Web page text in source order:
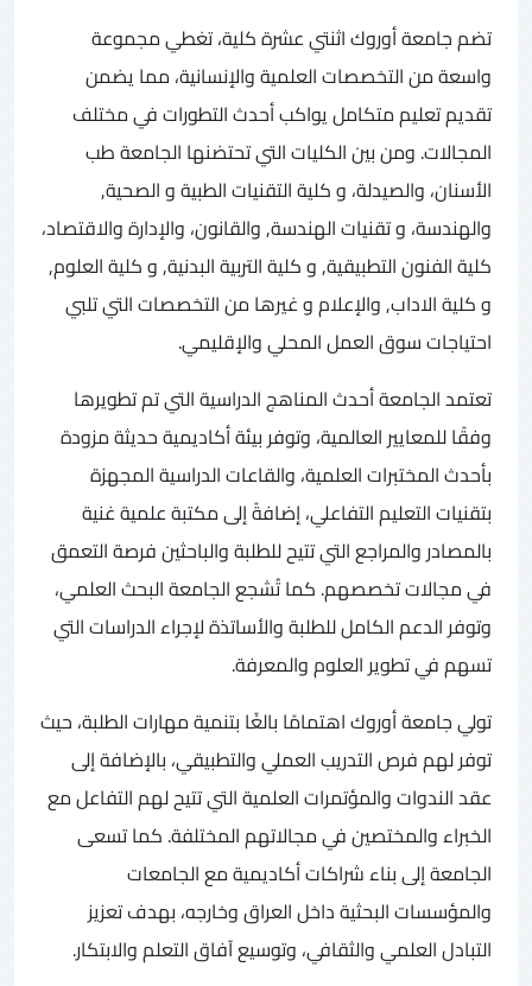
تضم جامعة أوروك اثنتي عشرة كلية، تغطي مجموعة
واسعة من التخصصات العلمية والإنسانية، مما يضمن
تقديم تعليم متكامل يواكب أحدث التطورات في مختلف
المجالات. ومن بين الكليات التي تحتضنها الجامعة طب
الأسنان، والصيدلة، و كلية التقنيات الطبية و الصحية,
والهندسة، و تقنيات الهندسة, والقانون، والإدارة والاقتصاد،
كلية الفنون التطبيقية, و كلية التربية البدنية, و كلية العلوم,
و كلية الاداب, والإعلام و غيرها من التخصصات التي تلبي
احتياجات سوق العمل المحلي والإقليمي.
تعتمد الجامعة أحدث المناهج الدراسية التي تم تطويرها
وفقًا للمعايير العالمية، وتوفر بيئة أكاديمية حديثة مزودة
بأحدث المختبرات العلمية، والقاعات الدراسية المجهزة
بتقنيات التعليم التفاعلي، إضافةً إلى مكتبة علمية غنية
بالمصادر والمراجع التي تتيح للطلبة والباحثين فرصة التعمق
في مجالات تخصصهم. كما تُشجع الجامعة البحث العلمي،
وتوفر الدعم الكامل للطلبة والأساتذة لإجراء الدراسات التي
تسهم في تطوير العلوم والمعرفة.
تولي جامعة أوروك اهتمامًا بالغًا بتنمية مهارات الطلبة، حيث
توفر لهم فرص التدريب العملي والتطبيقي، بالإضافة إلى
عقد الندوات والمؤتمرات العلمية التي تتيح لهم التفاعل مع
الخبراء والمختصين في مجالاتهم المختلفة. كما تسعى
الجامعة إلى بناء شراكات أكاديمية مع الجامعات
والمؤسسات البحثية داخل العراق وخارجه، بهدف تعزيز
التبادل العلمي والثقافي، وتوسيع آفاق التعلم والابتكار.